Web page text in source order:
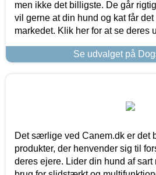
men ikke det billigste. De går
vil gerne at din hund og kat får
markedet. Klik her for at se deres
Se udvalget på
Det særlige ved Canem.dk er det
produkter, der henvender sig til
deres ejere. Lider din hund af sart